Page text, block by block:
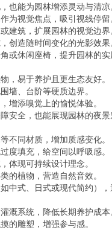
也能为园林增添灵动与清凉
为视觉焦点，吸引视线停留
建筑，扩展园林的视觉边界
创造随时间变化的光影效果
或休闲座椅，提升园林的实
，易于养护且更生态友好。
墙、台阶等硬质边界。
增添嗅觉上的愉悦体验。
安全，也能展现园林的夜景
不同材质，增加质感变化。
度填充，给空间以呼吸感。
体现可持续设计理念。
的植物，营造自然音效。
中式、日式或现代简约），
溉系统，降低长期养护成本
的雕塑，增强参与感。